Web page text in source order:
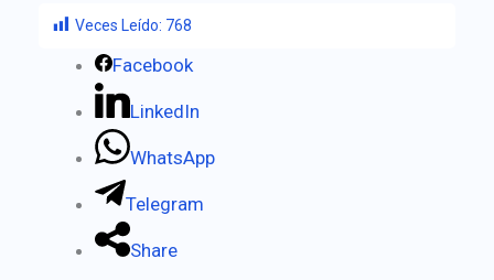
Veces Leído: 768
Facebook
LinkedIn
WhatsApp
Telegram
Share